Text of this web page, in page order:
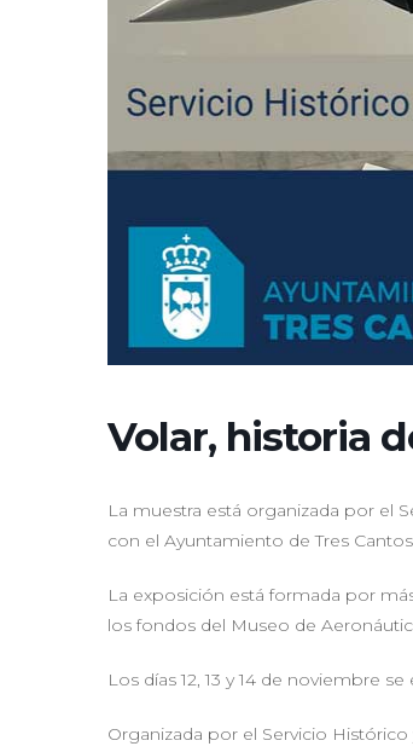
Volar, historia
La muestra está organizada por el
con el Ayuntamiento de Tres Cantos
La exposición está formada por
los fondos del Museo de
Los días 12, 13 y 14 de noviembre
Organizada por el Servicio